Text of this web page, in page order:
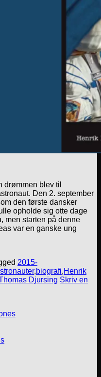
drømmen blev til
Den 2. september
den første dansker
opholde sig otte dage
men starten på denne
var en ganske ung
2015-
,biografi,Henrik
Djursing Skriv en